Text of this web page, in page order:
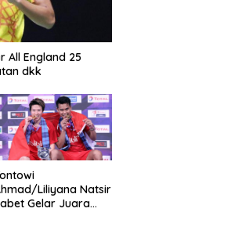
All England 25
dkk
Liliyana Natsir
Gelar Juara